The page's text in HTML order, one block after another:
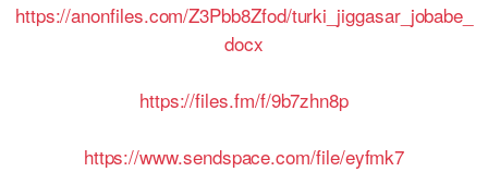
https://anonfiles.com/Z3Pbb8Zfod/turki_jiggasar_jobabe_
docx
https://files.fm/f/9b7zhn8p
https://www.sendspace.com/file/eyfmk7